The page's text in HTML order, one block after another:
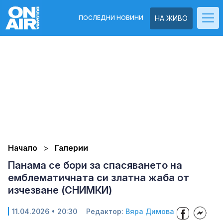
НА ЖИВО
ПОСЛЕДНИ НОВИНИ
Начало Галерии
Панама се бори за спасяването на
емблематичната си златна жаба от
изчезване (СНИМКИ)
11.04.2026 • 20:30 Редактор: Вяра Димова